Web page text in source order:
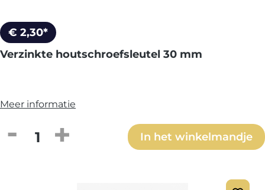
€ 2,30*
Verzinkte houtschroefsleutel 30 mm
Meer informatie
Producthoeveelheid: Voer deIn het winkelmandje